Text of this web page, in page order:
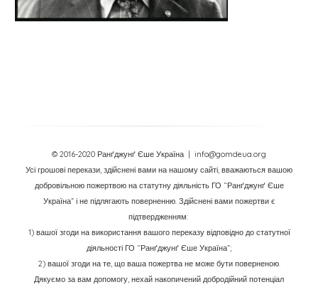
© 2016-2020 Ранґджунґ Єше Україна
| info@gomdeua.org
Усі грошові перекази, здійснені вами на нашому сайті, вважаються вашою
добровільною пожертвою на статутну діяльність ГО “Ранґджунґ Єше
Україна” і не підлягають поверненню. Здійснені вами пожертви є
підтвердженням:
1) вашої згоди на використання вашого переказу відповідно до статутної
діяльності ГО “Ранґджунґ Єше Україна”;
2) вашої згоди на те, що ваша пожертва не може бути поверненою.
Дякуємо за вам допомогу, нехай накопичений добродійний потенціал